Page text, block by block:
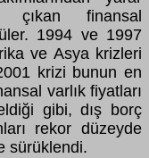
çıkan finansal
1994 ve 1997
ve Asya krizleri
krizi bunun en
varlık fiyatları
gibi, dış borç
rekor düzeyde
sürüklendi.